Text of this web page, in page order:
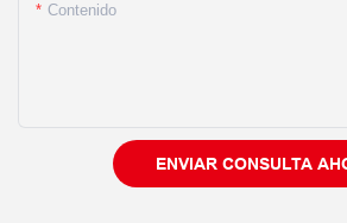
Contenido
ENVIAR CONSULTA